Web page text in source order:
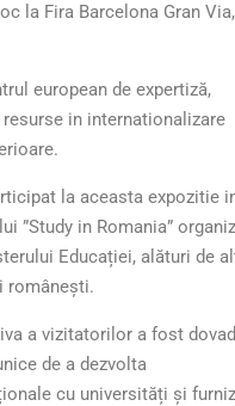
la Fira Barcelona Gran Via,
european de expertiză,
in internationalizare
la aceasta expozitie
”Study in Romania”
Educației, alături de
românești.
a vizitatorilor a fost
de a dezvolta
cu universități și